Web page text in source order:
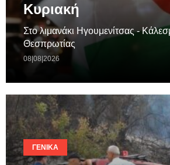
Κυριακή
Στο λιμανάκι Ηγουμενίτσας -
Θεσπρωτίας
08|08|2026
ΓΕΝΙΚΆ